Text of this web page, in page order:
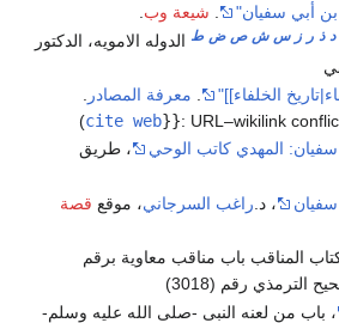
بن أبي سفيان" . شيعة وب.
د ذ ر ز س ش ص ض ط الدوله الامويه، الدكتور
معرفة المصادر
cite web}}: URL–wikilink
)
المهدي كاتب الوحي
، طريق
، د. راغب السرجاني، موقع قصة
المناقب باب مناقب معاوية برقم
، باب من لعنه النبى -صلى الله عليه وسلم-